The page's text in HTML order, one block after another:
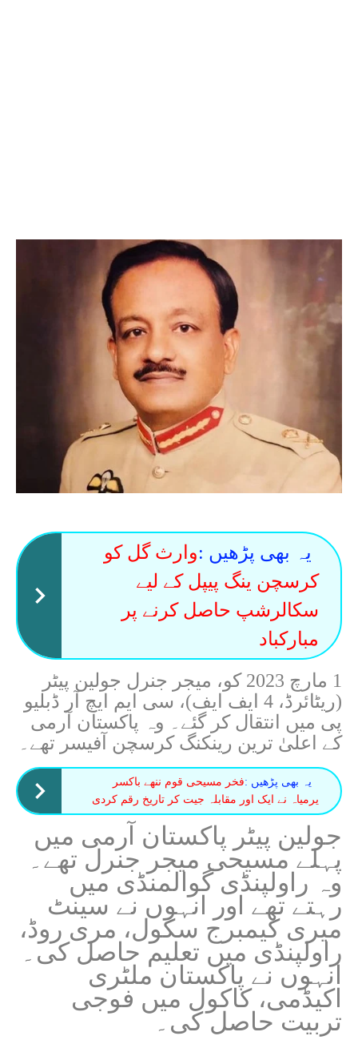
یہ بھی پڑھیں :وارث گل کو
کرسچن ینگ پیپل کے لیے
سکالرشپ حاصل کرنے پر
مبارکباد
1 مارچ 2023 کو، میجر جنرل جولین پیٹر
(ریٹائرڈ، 4 ایف ایف)، سی ایم ایچ آر ڈبلیو
پی میں انتقال کر گئے۔ وہ پاکستان آرمی
کے اعلیٰ ترین رینکنگ کرسچن آفیسر تھے۔
یہ بھی پڑھیں :فخر مسیحی قوم ننھے باکسر
یرمیاہ نے ایک اور مقابلہ جیت کر تاریخ رقم کردی
جولین پیٹر پاکستان آرمی میں
پہلے مسیحی میجر جنرل تھے۔
وہ راولپنڈی گوالمنڈی میں
رہتے تھے اور انہوں نے سینٹ
میری کیمبرج سکول، مری روڈ،
راولپنڈی میں تعلیم حاصل کی۔
انہوں نے پاکستان ملٹری
اکیڈمی، کاکول میں فوجی
تربیت حاصل کی۔